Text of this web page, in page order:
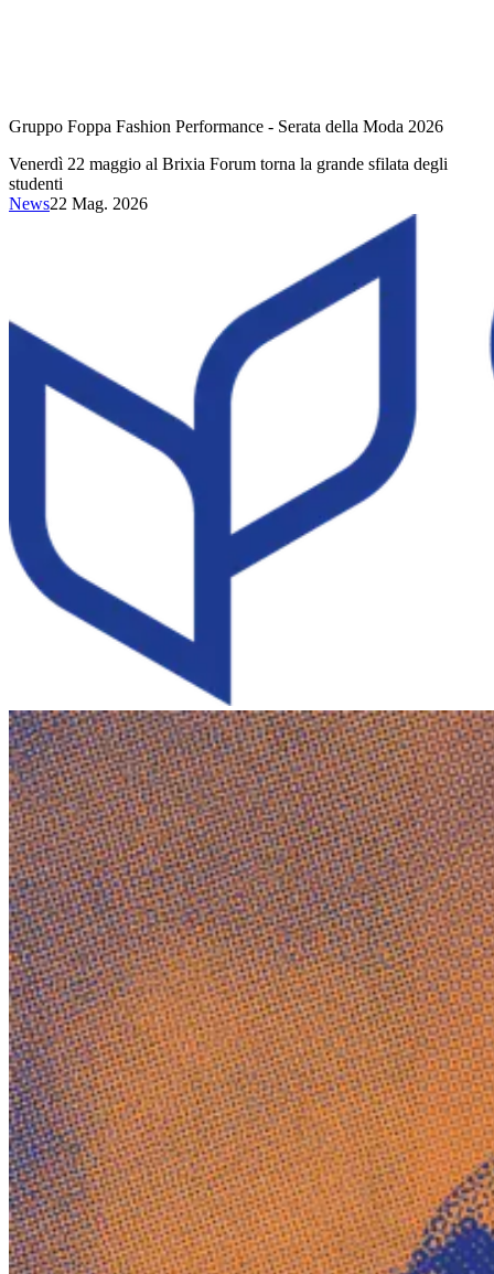
Gruppo Foppa Fashion Performance - Serata della Moda 2026
Venerdì 22 maggio al Brixia Forum torna la grande sfilata degli
studenti
News22 Mag. 2026